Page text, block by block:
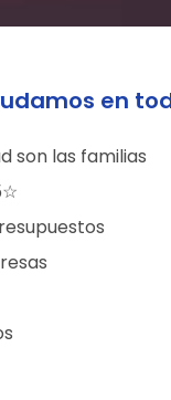
en
son las familias